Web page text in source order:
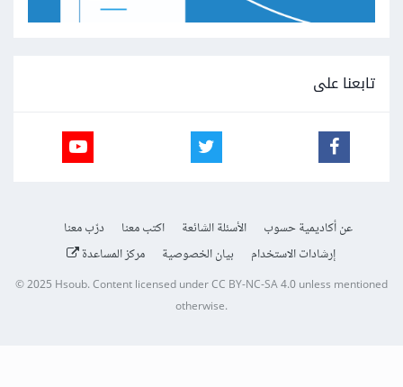
تابعنا على
عن أكاديمية حسوب الأسئلة الشائعة اكتب معنا
درّب معنا
إرشادات الاستخدام
بيان الخصوصية مركز المساعدة
© 2025 Hsoub.Content licensed underCC BY-NC-SA 4.0unless mentioned
otherwise.